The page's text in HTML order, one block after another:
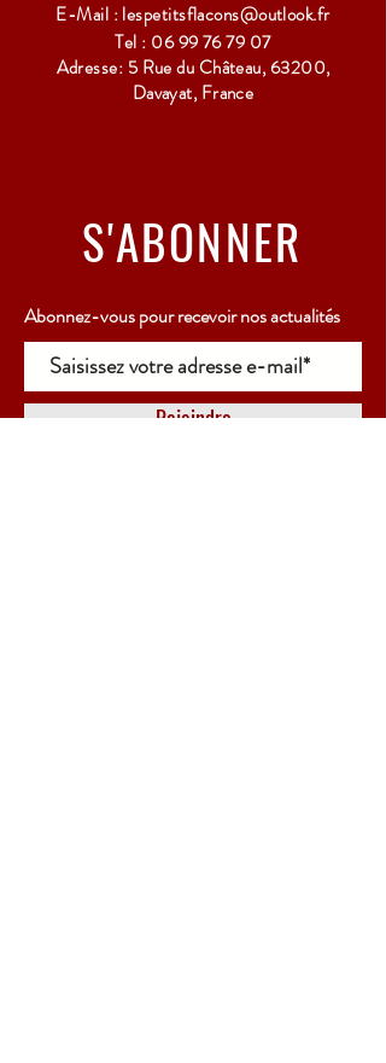
E-Mail :lespetitsflacons@outlook.fr
Tel : 06 99 76 79 07
Adresse: 5 Rue du Château, 63200,
Davayat, France
S'ABONNER
Abonnez-vous pour recevoir nos actualités
Rejoindre